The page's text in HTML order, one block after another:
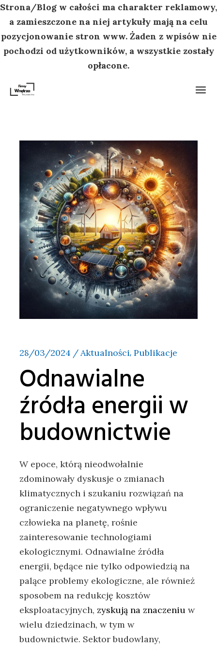
Strona/Blog w całości ma charakter reklamowy,
a zamieszczone na niej artykuły mają na celu
pozycjonowanie stron www. Żaden z wpisów nie
pochodzi od użytkowników, a wszystkie zostały
opłacone.
do
treści
28/03/2024 Aktualności Publikacje
Odnawialne
źródła energii w
budownictwie
W⁢ epoce, którą nieodwołalnie
zdominowały dyskusje ⁣o zmianach
klimatycznych i szukaniu ​rozwiązań na
ograniczenie negatywnego wpływu
człowieka na planetę, rośnie
zainteresowanie technologiami
‍ekologicznymi. Odnawialne‌ źródła
energii, będące nie tylko‌ odpowiedzią na
palące problemy ekologiczne,‌ ale ⁢również​
sposobem na⁢ redukcję kosztów
eksploatacyjnych, ⁤ zyskują na ⁤znaczeniu ‌ w⁢
wielu dziedzinach, w tym ⁢w
budownictwie. Sektor budowlany,